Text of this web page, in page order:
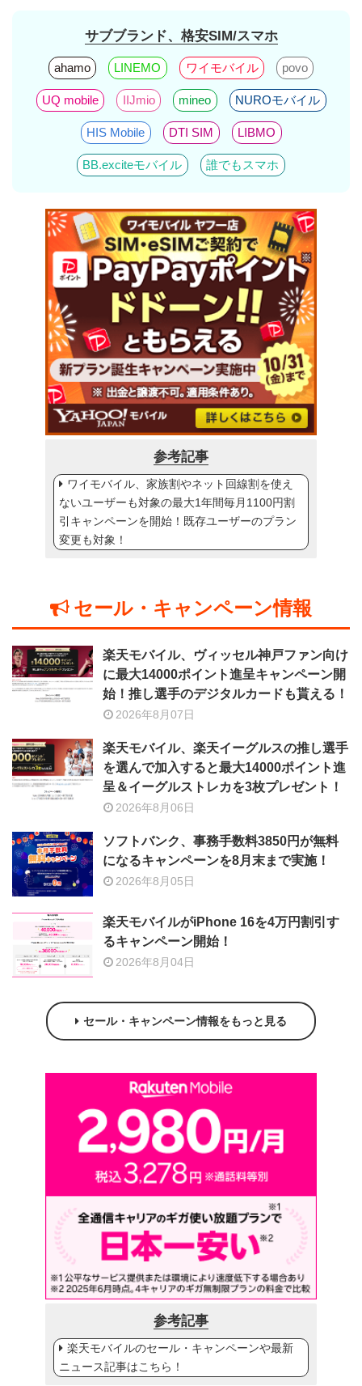
サブブランド、格安SIM/スマホ
ahamo LINEMO ワイモバイル povo
UQ mobile IIJmio mineo NUROモバイル
HIS Mobile DTI SIM LIBMO
BB.exciteモバイル 誰でもスマホ
参考記事
ワイモバイル、家族割やネット回線割を使え
ないユーザーも対象の最大1年間毎月1100円割
引キャンペーンを開始！既存ユーザーのプラン
変更も対象！
セール・キャンペーン情報
楽天モバイル、ヴィッセル神戸ファン向け
に最大14000ポイント進呈キャンペーン開
始！推し選手のデジタルカードも貰える！
2026年8月07日
楽天モバイル、楽天イーグルスの推し選手
を選んで加入すると最大14000ポイント進
呈＆イーグルストレカを3枚プレゼント！
2026年8月06日
ソフトバンク、事務手数料3850円が無料
になるキャンペーンを8月末まで実施！
2026年8月05日
楽天モバイルがiPhone 16を4万円割引す
るキャンペーン開始！
2026年8月04日
セール・キャンペーン情報をもっと見る
参考記事
楽天モバイルのセール・キャンペーンや最新
ニュース記事はこちら！